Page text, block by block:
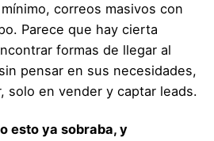
correos masivos con
Parece que hay cierta
formas de llegar al
pensar en sus necesidades,
solo en vender y captar leads.
esto ya sobraba, y